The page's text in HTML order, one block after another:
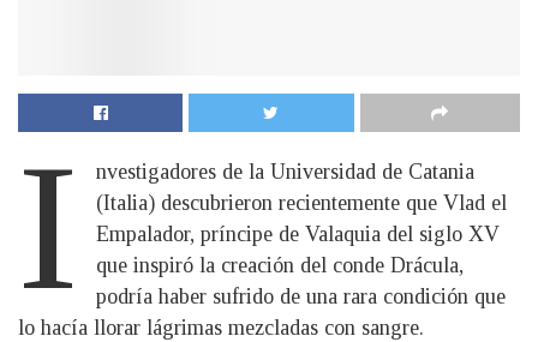
I
nvestigadores de la Universidad de Catania
(Italia) descubrieron recientemente que Vlad el
Empalador, príncipe de Valaquia del siglo XV
que inspiró la creación del conde Drácula,
podría haber sufrido de una rara condición que
lo hacía llorar lágrimas mezcladas con sangre.